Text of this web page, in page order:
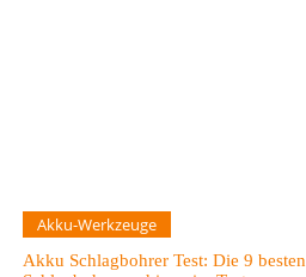
Akku-Werkzeuge
Akku Schlagbohrer Test: Die 9